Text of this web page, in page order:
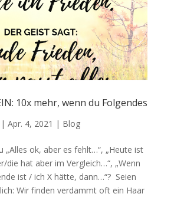
10x mehr, wenn du Folgendes
Apr. 4, 2021 | Blog
„Alles ok, aber es fehlt…“, „Heute ist
die hat aber im Vergleich…“, „Wenn
ist / ich X hätte, dann…“? Seien
Wir finden verdammt oft ein Haar